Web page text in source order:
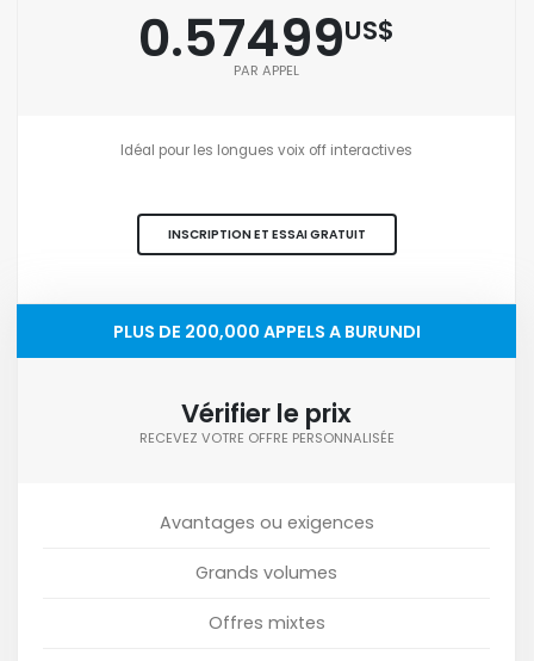
0.57499US$
PAR APPEL
Idéal pour les longues voix off interactives
INSCRIPTION ET ESSAI GRATUIT
PLUS DE 200,000 APPELS A BURUNDI
Vérifier le prix
RECEVEZ VOTRE OFFRE PERSONNALISÉE
Avantages ou exigences
Grands volumes
Offres mixtes